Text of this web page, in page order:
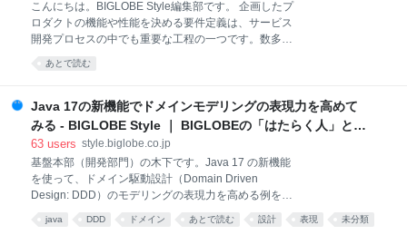
Lambda Functionを簡素化していった過程をご紹介し
ます。 最後のコードは驚くほど読みやすくなりますの
で、少々お付き合いください。 CodeDeployのイベン
トハンドラ デコレータを使ってお作法を隠蔽する おわ
こんにちは。BIGLOBE Style編集部です。 企画したプ
ロダクトの機能や性能を決める要件定義は、サービス
開発プロセスの中でも重要な工程の一つです。数多く
いるステークホルダーが要件に合意することは、とて
も難しいことだと知られています。そこで、BIGLOBE
定義手法を導入しています。 今回の記事では、「プロ
ダクト全体像を把握」し「社内ステークホルダーとの
合意形成」を実現したRDRA導入の効果を、DX推進部
ステークホルダーには、もちろん社内のエンジニアも
含まれます。基盤系システム部 基盤横断システムグル
ープ グループリーダーの西 秀和も加わり、エンジニア
目線での「これまでの課題」「RDRA導入の現場にお
あとで読む
Java 17の新機能でドメインモデリングの表現力を高めて
みる - BIGLOBE Style ｜ BIGLOBEの「はたらく人」と
「トガッた技術」
63 users style.biglobe.co.jp
基盤本部（開発部門）の木下です。Java 17 の新機能
を使って、ドメイン駆動設計（Domain Driven
Design: DDD）のモデリングの表現力を高める例をご
紹介します。 皆さんは「事前条件が OK ならデータベ
ースを更新する」というロジックを、クリーンアーキ
java DDD ドメイン あとで読む 設計 表現 未分類